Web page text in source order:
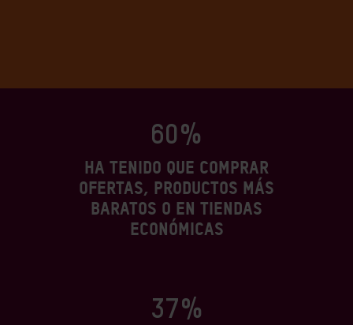
60%
ha tenido que comprar
ofertas, productos más
baratos o en tiendas
económicas
37%